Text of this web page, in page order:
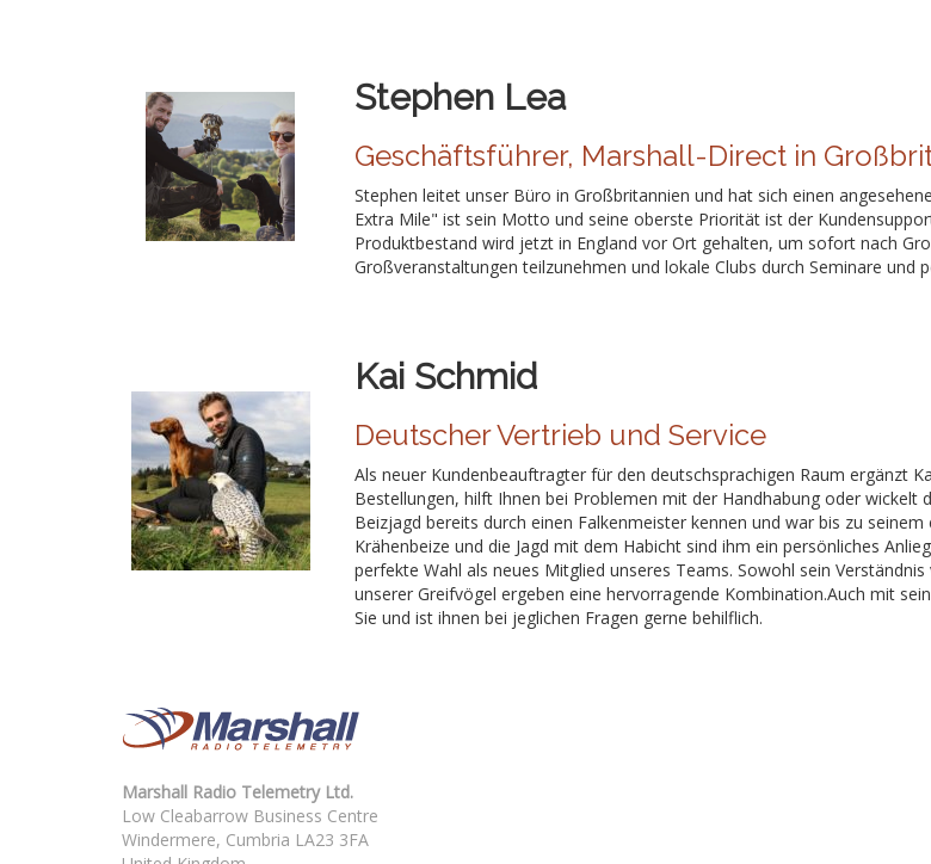
Stephen Lea
Geschäftsführer, Marshall-Direct in
Stephen leitet unser Büro in Großbritannien und hat sich einen
Extra Mile" ist sein Motto und seine oberste Priorität ist der
Produktbestand wird jetzt in England vor Ort gehalten, um sofort nach
Großveranstaltungen teilzunehmen und lokale Clubs durch Seminare und
Kai Schmid
Deutscher Vertrieb und Service
Als neuer Kundenbeauftragter für den deutschsprachigen Raum ergänzt
Bestellungen, hilft Ihnen bei Problemen mit der Handhabung oder wickelt
Beizjagd bereits durch einen Falkenmeister kennen und war bis zu
Krähenbeize und die Jagd mit dem Habicht sind ihm ein persönliches
perfekte Wahl als neues Mitglied unseres Teams. Sowohl sein
unserer Greifvögel ergeben eine hervorragende Kombination.Auch mit
Sie und ist ihnen bei jeglichen Fragen gerne behilflich.
Marshall Radio Telemetry Ltd.
Low Cleabarrow Business Centre
Windermere, Cumbria LA23 3FA